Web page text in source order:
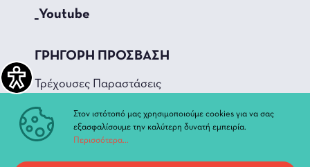
_Youtube
ΓΡΗΓΟΡΗ ΠΡΟΣΒΑΣΗ
Τρέχουσες Παραστάσεις
Νέα & Ανακοινώσεις
Διοίκηση
Στον ιστότοπό μας χρησιμοποιούμε cookies για να σας
εξασφαλίσουμε την καλύτερη δυνατή εμπειρία.
Περισσότερα...